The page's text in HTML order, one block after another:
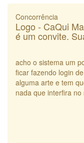
Concorrência
Logo - CaQui
é um convite.
acho o sistema um
ficar fazendo login
alguma arte e tem
nada que interfira no